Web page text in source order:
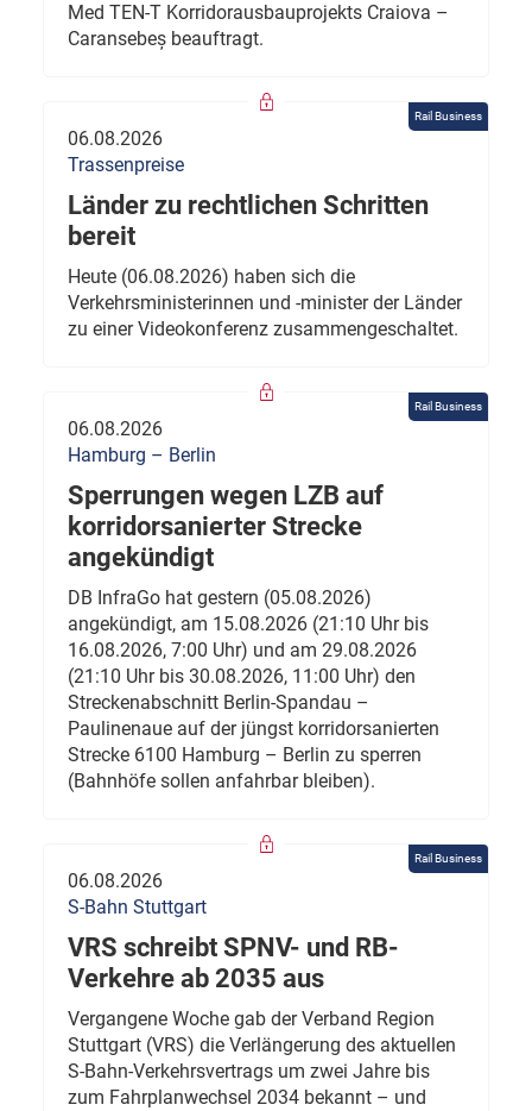
Med TEN-T Korridorausbauprojekts Craiova –
Caransebeș beauftragt.
Rail Business
06.08.2026
Trassenpreise
Länder zu rechtlichen Schritten
bereit
Heute (06.08.2026) haben sich die
Verkehrsministerinnen und -minister der Länder
zu einer Videokonferenz zusammengeschaltet.
Rail Business
06.08.2026
Hamburg – Berlin
Sperrungen wegen LZB auf
korridorsanierter Strecke
angekündigt
DB InfraGo hat gestern (05.08.2026)
angekündigt, am 15.08.2026 (21:10 Uhr bis
16.08.2026, 7:00 Uhr) und am 29.08.2026
(21:10 Uhr bis 30.08.2026, 11:00 Uhr) den
Streckenabschnitt Berlin-Spandau –
Paulinenaue auf der jüngst korridorsanierten
Strecke 6100 Hamburg – Berlin zu sperren
(Bahnhöfe sollen anfahrbar bleiben).
Rail Business
06.08.2026
S-Bahn Stuttgart
VRS schreibt SPNV- und RB-
Verkehre ab 2035 aus
Vergangene Woche gab der Verband Region
Stuttgart (VRS) die Verlängerung des aktuellen
S-Bahn-Verkehrsvertrags um zwei Jahre bis
zum Fahrplanwechsel 2034 bekannt – und